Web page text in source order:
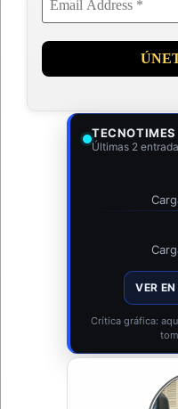
TECNOTIMES
Últimas 2
VER
Crítica gráfica: